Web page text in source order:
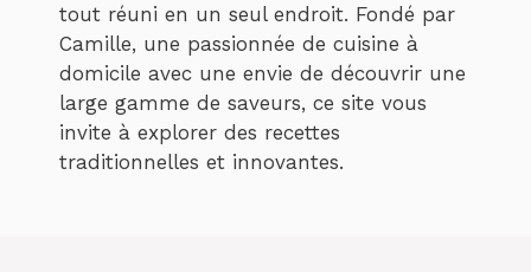
tout réuni en un seul endroit. Fondé par
Camille, une passionnée de cuisine à
domicile avec une envie de découvrir une
large gamme de saveurs, ce site vous
invite à explorer des recettes
traditionnelles et innovantes.